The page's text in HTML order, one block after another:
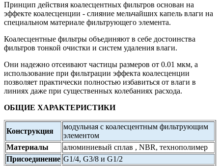
Принцип действия коалесцентных фильтров основан на
эффекте коалесценции - слияние мельчайших капель влаги на
специальном материале фильтрующего элемента.
Коалесцентные фильтры объединяют в себе достоинства
фильтров тонкой очистки и систем удаления влаги.
Они надежно отсеивают частицы размеров от 0.01 мкм, а
использование при фильтрации эффекта коалесценции
позволяет практически полностью избавиться от влаги в
линиях даже при существенных колебаниях расхода.
ОБЩИЕ ХАРАКТЕРИСТИКИ
Конструкция
модульная с коалесцентным фильтрующим
элементом
Материалы
алюминиевый сплав , NBR, технополимер
Присоединение G1/4, G3/8 и G1/2